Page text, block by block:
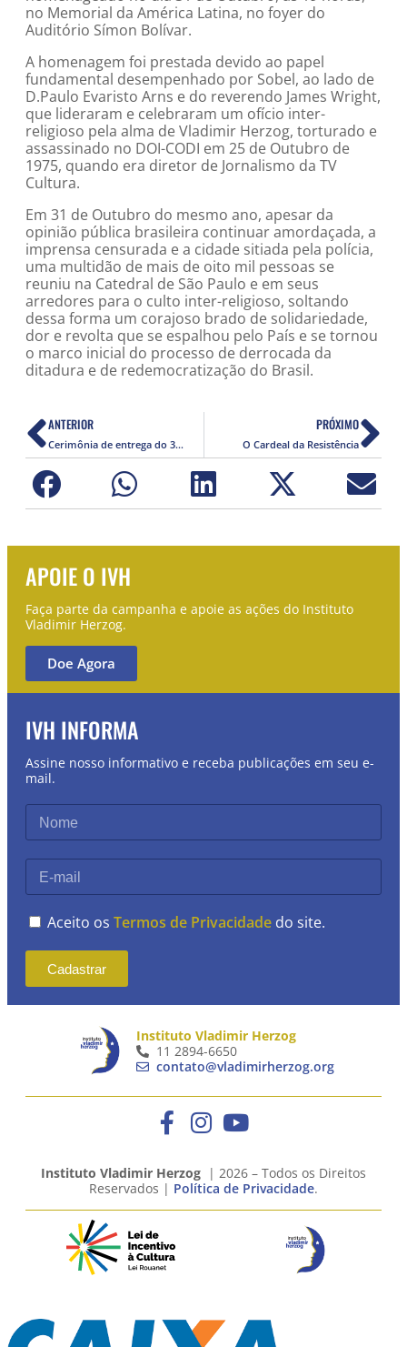
no Memorial da América Latina, no foyer do
Auditório Símon Bolívar.
A homenagem foi prestada devido ao papel
fundamental desempenhado por Sobel, ao lado de
D.Paulo Evaristo Arns e do reverendo James Wright,
que lideraram e celebraram um ofício inter-
religioso pela alma de Vladimir Herzog, torturado e
assassinado no DOI-CODI em 25 de Outubro de
1975, quando era diretor de Jornalismo da TV
Cultura.
Em 31 de Outubro do mesmo ano, apesar da
opinião pública brasileira continuar amordaçada, a
imprensa censurada e a cidade sitiada pela polícia,
uma multidão de mais de oito mil pessoas se
reuniu na Catedral de São Paulo e em seus
arredores para o culto inter-religioso, soltando
dessa forma um corajoso brado de solidariedade,
dor e revolta que se espalhou pelo País e se tornou
o marco inicial do processo de derrocada da
ditadura e de redemocratização do Brasil.
ANTERIOR
Cerimônia de entrega do 35º Prêmio Vladimir Herzog
PRÓXIMO
O Cardeal da Resistência
APOIE O IVH
Faça parte da campanha e apoie as ações do Instituto
Vladimir Herzog.
Doe Agora
IVH INFORMA
Assine nosso informativo e receba publicações em seu e-
mail.
Aceito os Termos de Privacidade do site.
Cadastrar
Instituto Vladimir Herzog
11 2894-6650
contato@vladimirherzog.org
Instituto Vladimir Herzog | 2026 – Todos os Direitos
Reservados | Política de Privacidade.